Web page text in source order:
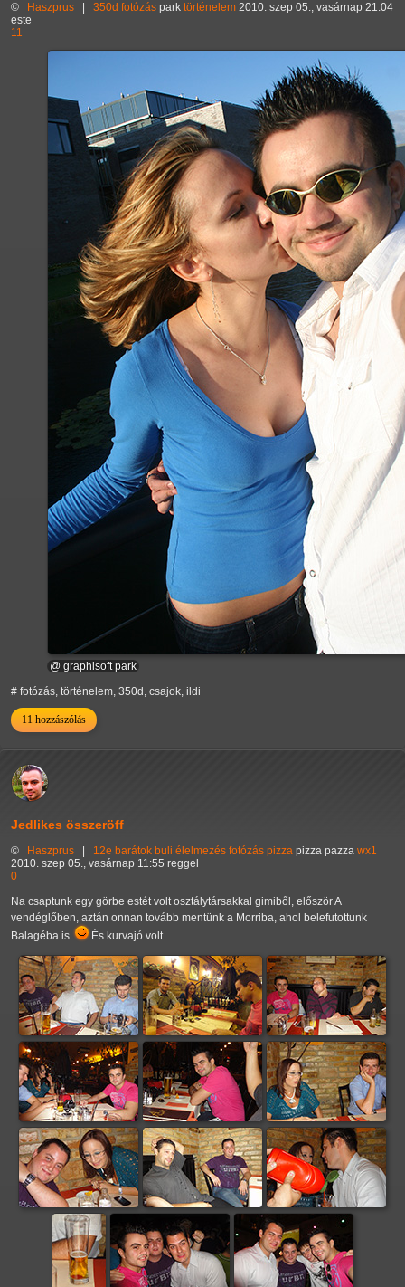
© Haszprus 350d fotózás park történelem 2010. szep 05., vasárnap 21:04
este
11
@ graphisoft park
# fotózás, történelem, 350d, csajok, ildi
11 hozzászólás
Jedlikes összeröff
© Haszprus 12e barátok buli élelmezés fotózás pizza pizza pazza wx1
2010. szep 05., vasárnap 11:55 reggel
0
Na csaptunk egy görbe estét volt osztálytársakkal gimiből, először A
vendéglőben, aztán onnan tovább mentünk a Morriba, ahol belefutottunk
Balagéba is.
És kurvajó volt.